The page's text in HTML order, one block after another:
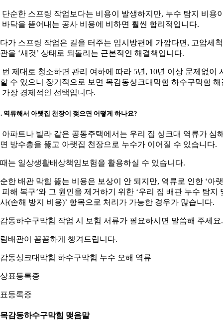
단순한 스프링 작업보다는 비용이 발생하지만, 누수 탐지 비용
바닥을 뜯어내는 공사 비용에 비하면 훨씬 합리적입니다.
가 스프링 작업은 길을 터주는 임시방편에 가깝다면, 고압세
을 ‘새것’ 상태로 되돌리는 근본적인 해결책입니다.
번 제대로 청소하면 관리 여하에 따라 5년, 10년 이상 문제없이
수 있으니 장기적으로 보면 목감동싱크대막힘 하수구막힘 해
가장 경제적인 선택입니다.
역류해서 아랫집 천장이 젖으면 어떻게 하나요?
아파트나 빌라 같은 공동주택에서는 우리 집 싱크대 역류가 심
방수층을 뚫고 아랫집 천장으로 누수가 이어질 수 있습니다.
는 일상생활배상책임보험을 활용하실 수 있습니다.
한 배관 막힘 뚫는 비용은 보상이 안 되지만, 역류로 인한 ‘아랫
피해 복구’와 그 원인을 제거하기 위한 ‘우리 집 배관 누수 탐지
(손해 방지 비용)’ 항목으로 처리가 가능한 경우가 많습니다.
동하수구막힘 작업 시 보험 서류가 필요하시면 말씀해 주세요.
배관이 꼼꼼하게 챙겨드립니다.
동싱크대막힘 하수구막힘 누수 오해 역류
등록증
감동하수구막힘 맺음말